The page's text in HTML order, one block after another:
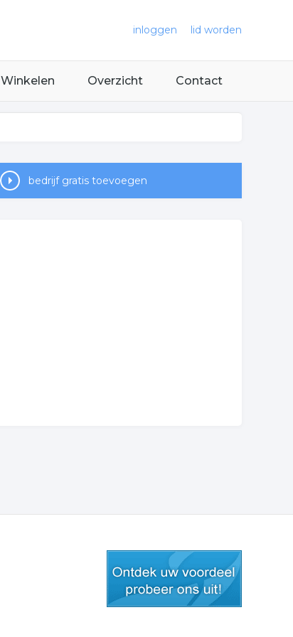
inloggen lid worden
Winkelen Overzicht Contact
bedrijf gratis toevoegen